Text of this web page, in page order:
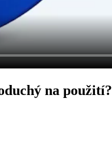
na použití?